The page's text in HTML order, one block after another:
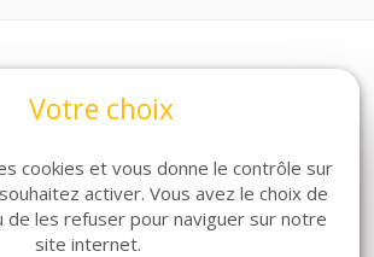
Votre choix
cookies et vous donne le contrôle sur
activer. Vous avez le choix de
de les refuser pour naviguer sur notre
site internet.